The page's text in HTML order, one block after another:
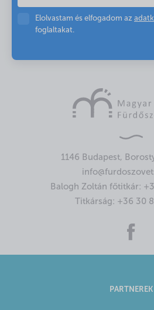
Elolvastam és elfogadom az
foglaltakat.
1146 Budapest,
Balogh Zoltán főtitkár:
Titkárság: +36 30
PARTNEREK